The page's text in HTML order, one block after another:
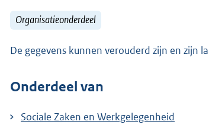
Organisatieonderdeel
De gegevens kunnen verouderd zijn en zijn
Onderdeel van
Sociale Zaken en Werkgelegenheid